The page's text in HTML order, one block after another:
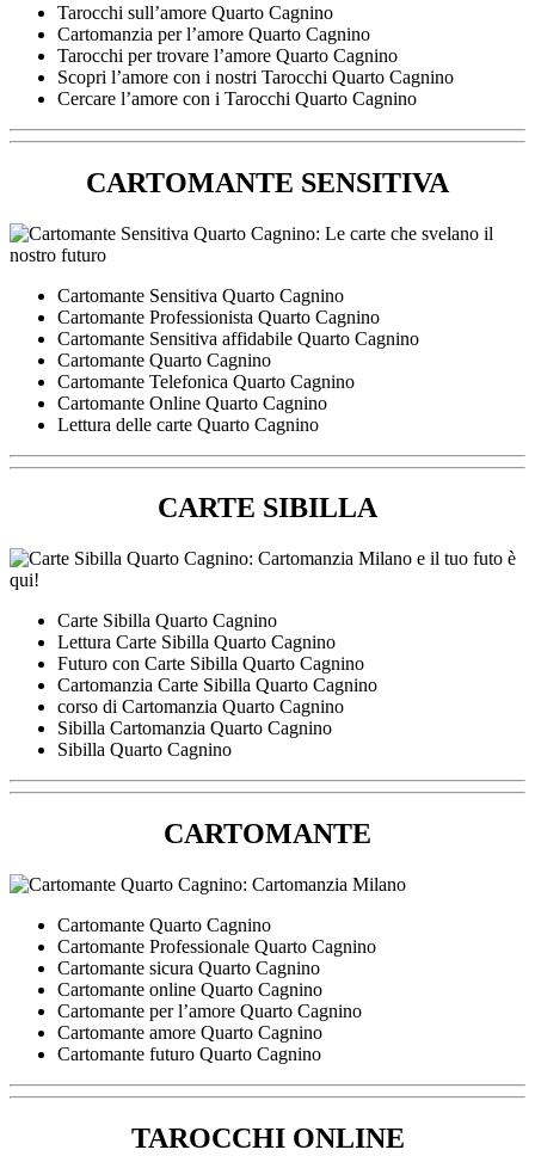
Tarocchi sull’amore Quarto Cagnino
Cartomanzia per l’amore Quarto Cagnino
Tarocchi per trovare l’amore Quarto Cagnino
Scopri l’amore con i nostri Tarocchi Quarto Cagnino
Cercare l’amore con i Tarocchi Quarto Cagnino
CARTOMANTE SENSITIVA
Cartomante Sensitiva Quarto Cagnino
Cartomante Professionista Quarto Cagnino
Cartomante Sensitiva affidabile Quarto Cagnino
Cartomante Quarto Cagnino
Cartomante Telefonica Quarto Cagnino
Cartomante Online Quarto Cagnino
Lettura delle carte Quarto Cagnino
CARTE SIBILLA
Carte Sibilla Quarto Cagnino
Lettura Carte Sibilla Quarto Cagnino
Futuro con Carte Sibilla Quarto Cagnino
Cartomanzia Carte Sibilla Quarto Cagnino
corso di Cartomanzia Quarto Cagnino
Sibilla Cartomanzia Quarto Cagnino
Sibilla Quarto Cagnino
CARTOMANTE
Cartomante Quarto Cagnino
Cartomante Professionale Quarto Cagnino
Cartomante sicura Quarto Cagnino
Cartomante online Quarto Cagnino
Cartomante per l’amore Quarto Cagnino
Cartomante amore Quarto Cagnino
Cartomante futuro Quarto Cagnino
TAROCCHI ONLINE